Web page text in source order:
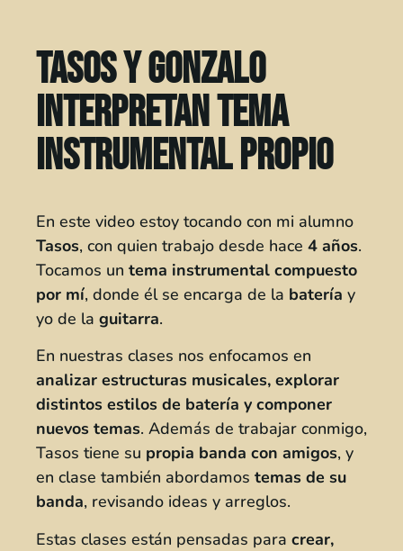
Tasos y Gonzalo
interpretan tema
instrumental propio
En este video estoy tocando con mi alumno
Tasos, con quien trabajo desde hace 4 años.
Tocamos un tema instrumental compuesto
por mí, donde él se encarga de la batería y
yo de la guitarra.
En nuestras clases nos enfocamos en
analizar estructuras musicales, explorar
distintos estilos de batería y componer
nuevos temas. Además de trabajar conmigo,
Tasos tiene su propia banda con amigos, y
en clase también abordamos temas de su
banda, revisando ideas y arreglos.
Estas clases están pensadas para crear,